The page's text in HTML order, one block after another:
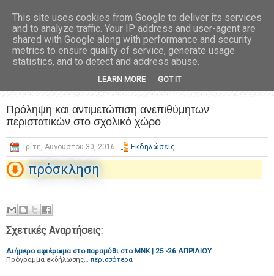
Πρόληψη και αντιμετώπιση ανεπιθύμητων
περιστατικών στο σχολικό χώρο
Τρίτη, Αυγούστου 30, 2016 Εκδηλώσεις
πρόσκληση
Σχετικές Αναρτήσεις:
Διήμερο αφιέρωμα στο παραμύθι στο ΜΝΚ | 25 -26 ΑΠΡΙΛΙΟΥ
Πρόγραμμα εκδήλωσης… περισσότερα
This site uses cookies from Google to deliver its services
and to analyze traffic. Your IP address and user-agent are
shared with Google along with performance and security
metrics to ensure quality of service, generate usage
statistics, and to detect and address abuse.
LEARN MORE GOT IT